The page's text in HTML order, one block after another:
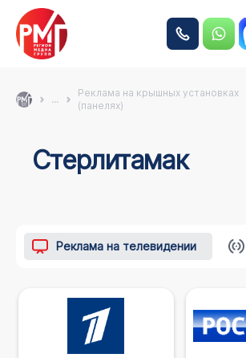
...
Реклама на крышных установках
(панелях)
Стерлитамак
Реклама на телевидении